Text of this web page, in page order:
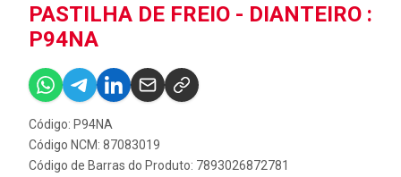
PASTILHA DE FREIO - DIANTEIRO :
P94NA
Código: P94NA
Código NCM: 87083019
Código de Barras do Produto: 7893026872781